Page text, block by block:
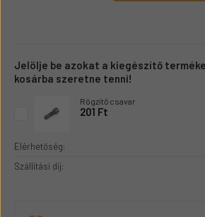
Jelölje be azokat a kiegészítő
kosárba szeretne tenni!
Rögzítő csavar
201 Ft
Elérhetőség:
Szállítási díj: